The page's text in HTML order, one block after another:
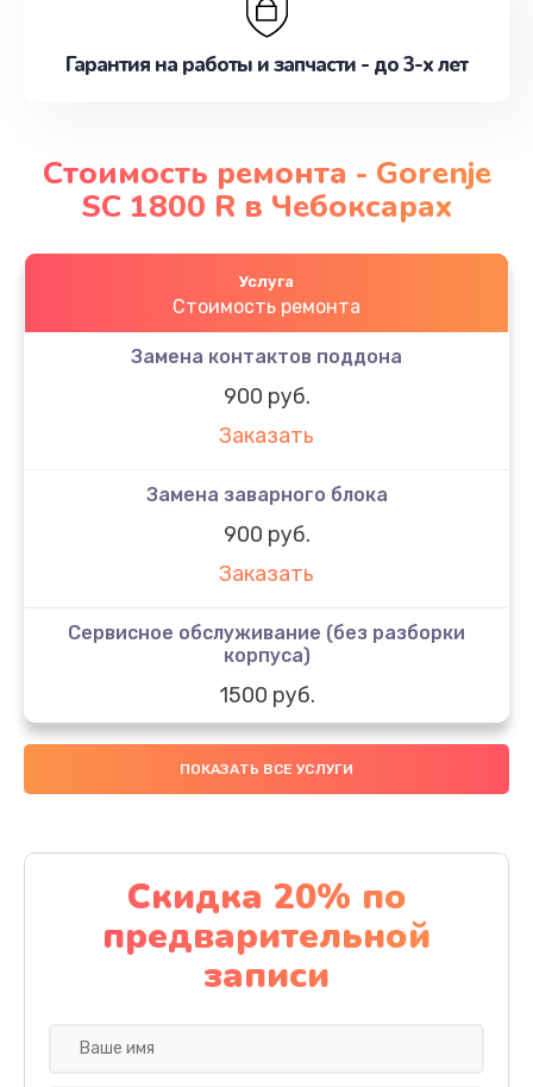
Гарантия на работы и запчасти - до 3-х лет
Стоимость ремонта - Gorenje
SC 1800 R в Чебоксарах
Услуга
Стоимость ремонта
Замена контактов поддона
900 руб.
Заказать
Замена заварного блока
900 руб.
Заказать
Сервисное обслуживание (без разборки
корпуса)
1500 руб.
Заказать
Чистка от накипи и кофейных масел
Замена сетевого шнура
490 руб.
ПОКАЗАТЬ ВСЕ УСЛУГИ
Скидка 20% по
предварительной
записи